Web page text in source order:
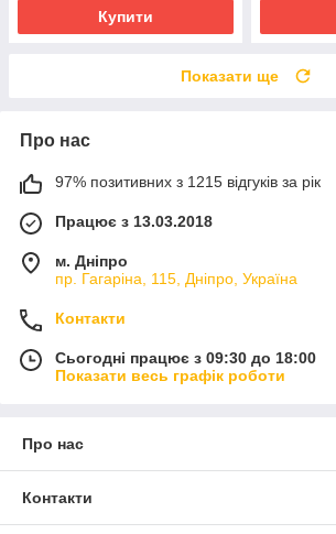
Купити
Показати ще
Про нас
97% позитивних з 1215 відгуків за рік
Працює з 13.03.2018
м. Дніпро
пр. Гагаріна, 115, Дніпро, Україна
Контакти
Сьогодні працює з 09:30 до 18:00
Показати весь графік роботи
Про нас
Контакти